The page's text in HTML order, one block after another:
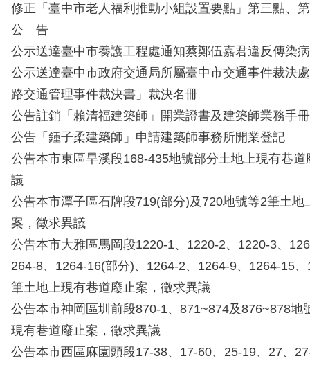
修正「臺中市老人福利推動小組設置要點」第三點、
公 告
公示送達臺中市養護工程處通知蔡鄭伍嘉君違反傳染
公示送達臺中市政府交通局所屬臺中市交通事件裁決
路交通管理事件裁決書」裁決名冊
公告註銷「賴清福建築師」開業證書及建築師業務手冊
公告「鍾子柔建築師」申請建築師事務所開業登記
公告本市東區旱溪段168-435地號部分土地上現有巷
議
公告本市潭子區石牌段719(部分)及720地號等2筆土地
案，徵求異議
公告本市大雅區馬岡段1220-1、1220-2、1220-3、
264-8、1264-16(部分)、1264-2、1264-9、1264-15
筆土地上現有巷道廢止案，徵求異議
公告本市神岡區圳前段870-1、871~874及876~878地
現有巷道廢止案，徵求異議
公告本市西區麻園頭段17-38、17-60、25-19、27、